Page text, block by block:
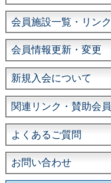
会員施設一覧・リンク
会員情報更新・変更
新規入会について
関連リンク・賛助会員
よくあるご質問
お問い合わせ